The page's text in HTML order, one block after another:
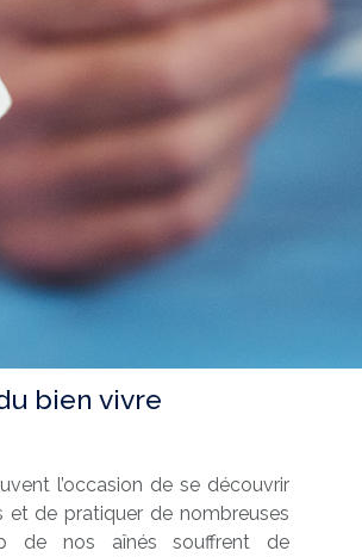
bien vivre
l’occasion de se découvrir
et de pratiquer de nombreuses
de nos aînés souffrent de